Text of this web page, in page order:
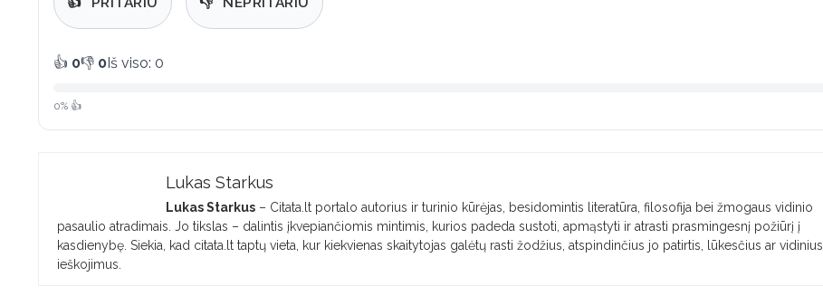
👍 0👎 0 Iš viso: 0
0% 👍
Lukas Starkus
Lukas Starkus – Citata.lt portalo autorius ir turinio kūrėjas, besidomintis literatūra, filosofija bei žmogaus vidinio
pasaulio atradimais. Jo tikslas – dalintis įkvepiančiomis mintimis, kurios padeda sustoti, apmąstyti ir atrasti prasmingesnį požiūrį į
kasdienybę. Siekia, kad citata.lt taptų vieta, kur kiekvienas skaitytojas galėtų rasti žodžius, atspindinčius jo patirtis, lūkesčius ar vidinius
ieškojimus.